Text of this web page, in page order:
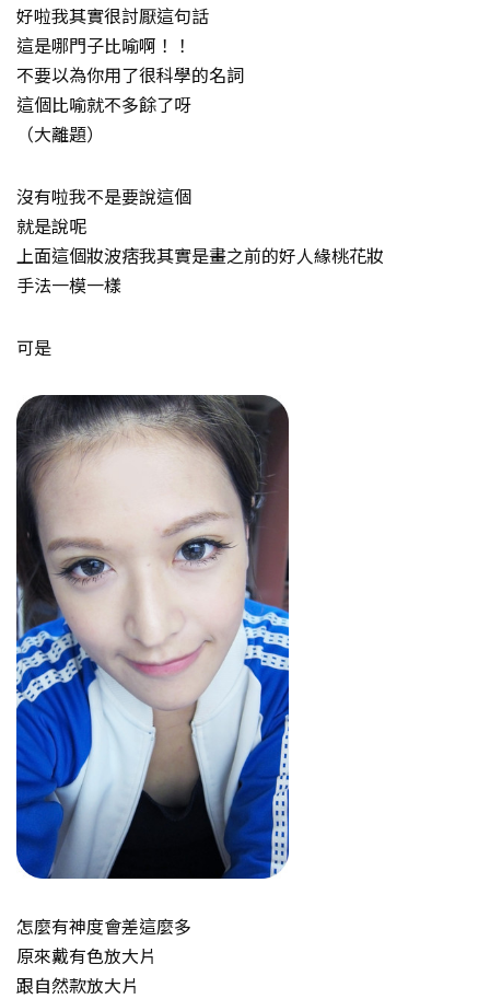
好啦我其實很討厭這句話
這是哪門子比喻啊！！
不要以為你用了很科學的名詞
這個比喻就不多餘了呀
（大離題）
沒有啦我不是要說這個
就是說呢
上面這個妝波痞我其實是畫之前的好人緣桃花妝
手法一模一樣
可是
怎麼有神度會差這麼多
原來戴有色放大片
跟自然款放大片